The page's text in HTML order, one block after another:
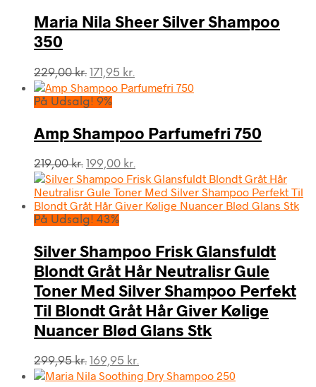
Maria Nila Sheer Silver Shampoo
350
229,00kr. Den
oprindelige
pris
171,95 kr.
aktuelle
171,95 kr..
På Udsalg! 9%
Amp Shampoo Parfumefri 750
219,00kr. Den
oprindelige
pris
var:
219,00 kr..
199,00 kr.
aktuelle
pris
er:
På Udsalg! 43%
Silver Shampoo Frisk Glansfuldt
Blondt Gråt Hår Neutralisr Gule
Toner Med Silver Shampoo Perfekt
Til Blondt Gråt Hår Giver Kølige
Nuancer Blød Glans Stk
299,95kr. Den
oprindelige
169,95 kr.
aktuelle